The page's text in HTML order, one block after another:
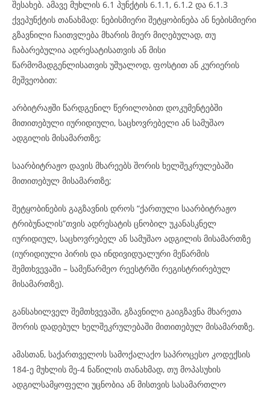
შესახებ. ამავე მუხლის 6.1 პუნქტის 6.1.1, 6.1.2 და 6.1.3
ქვეპუნქტის თანახმად: ნებისმიერი შეტყობინება ან ნებისმიერი
გზავნილი ჩაითვლება მხარის მიერ მიღებულად, თუ
ჩაბარებულია ადრესატისათვის ან მისი
წარმომადგენლისათვის უშუალოდ, ფოსტით ან კურიერის
მეშვეობით:
არბიტრაჟში წარდგენილ წერილობით დოკუმენტებში
მითითებული იურიდიული, საცხოვრებელი ან სამუშაო
ადგილის მისამართზე;
საარბიტრაჟო დავის მხარეებს შორის ხელშეკრულებაში
მითითებულ მისამართზე;
შეტყობინების გაგზავნის დროს “ქართული საარბიტრაჟო
ტრიბუნალის”თვის ადრესატის ცნობილ უკანასკნელ
იურიდიულ, საცხოვრებელ ან სამუშაო ადგილის მისამართზე
(იურიდიული პირის და ინდივიდუალური მეწარმის
შემთხვევაში – სამეწარმეო რეესტრში რეგისტრირებულ
მისამართზე).
განსახილველ შემთხვევაში, გზავნილი გაიგზავნა მხარეთა
შორის დადებულ ხელშეკრულებაში მითითებულ მისამართზე.
ამასთან, საქართველოს სამოქალაქო საპროცესო კოდექსის
184-ე მუხლის მე-4 ნაწილის თანახმად, თუ მოპასუხის
ადგილსამყოფელი უცნობია ან მისთვის სასამართლო